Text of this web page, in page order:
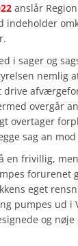
anslår
indeholder
i sager og
nemlig
drive
overgår
overtager
sag an mod
en frivillig,
forurenet
eget
pumpes ud i
og nøje